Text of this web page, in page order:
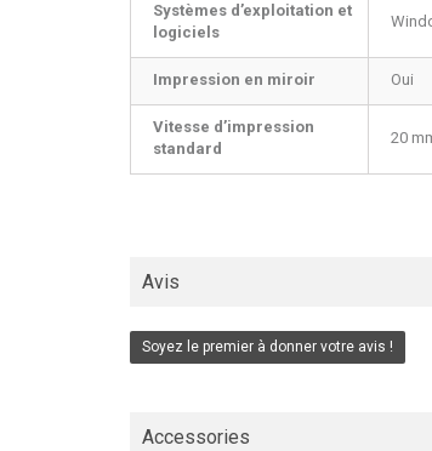
Systèmes d’exploitation et
logiciels
Impression en miroir Oui
Vitesse d’impression
standard
20
Avis
Soyez le premier à donner votre avis !
Accessories